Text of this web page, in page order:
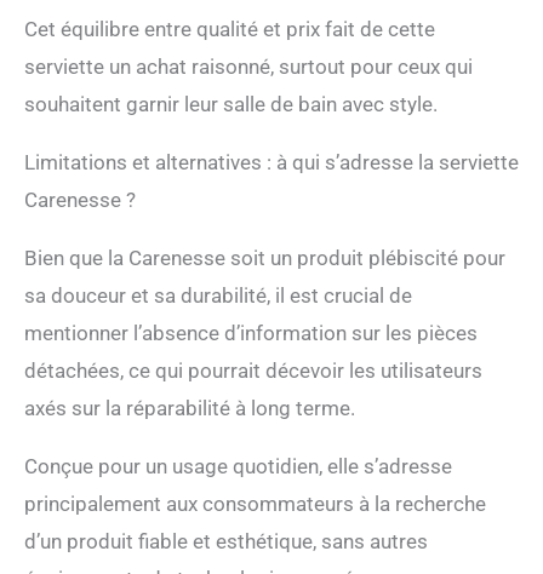
Cet équilibre entre qualité et prix fait de cette
serviette un achat raisonné, surtout pour ceux qui
souhaitent garnir leur salle de bain avec style.
Limitations et alternatives : à qui s’adresse la serviette
Carenesse ?
Bien que la Carenesse soit un produit plébiscité pour
sa douceur et sa durabilité, il est crucial de
mentionner l’absence d’information sur les pièces
détachées, ce qui pourrait décevoir les utilisateurs
axés sur la réparabilité à long terme.
Conçue pour un usage quotidien, elle s’adresse
principalement aux consommateurs à la recherche
d’un produit fiable et esthétique, sans autres